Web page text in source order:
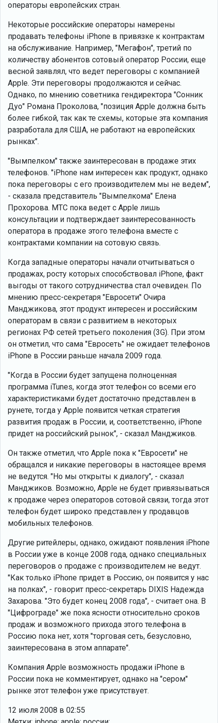
операторы европейских стран.
Некоторые российские операторы намерены
продавать телефоны iPhone в привязке к контрактам
на обслуживание. Например, "Мегафон", третий по
количеству абонентов сотовый оператор России, еще
весной заявлял, что ведет переговоры с компанией
Apple. Эти переговоры продолжаются и сейчас.
Однако, по мнению советника гендиректора "Сонник
Дуо" Романа Проколова, "позиция Apple должна быть
более гибкой, так как те схемы, которые эта компания
разработала для США, не работают на европейских
рынках".
"Вымпелком" также заинтересован в продаже этих
телефонов. "iPhone нам интересен как продукт, однако
пока переговоры с его производителем мы не ведем",
- сказала представитель "Вымпелкома" Елена
Прохорова. МТС пока ведет с Apple лишь
консультации и подтверждает заинтересованность
оператора в продаже этого телефона вместе с
контрактами компании на сотовую связь.
Когда западные операторы начали отчитываться о
продажах, росту которых способствовал iPhone, факт
выгоды от такого сотрудничества стал очевиден. По
мнению пресс-секретаря "Евросети" Очира
Манджикова, этот продукт интересен и российским
операторам в связи с развитием в некоторых
регионах РФ сетей третьего поколения (3G). При этом
он отметил, что сама "Евросеть" не ожидает телефонов
iPhone в России раньше начала 2009 года.
"Когда в России будет запущена полноценная
программа iTunes, когда этот телефон со всеми его
характеристиками будет достаточно представлен в
рунете, тогда у Apple появится четкая стратегия
развития продаж в России, и, соответственно, iPhone
придет на российский рынок", - сказал Манджиков.
Он также отметил, что Apple пока к "Евросети" не
обращался и никакие переговоры в настоящее время
не ведутся. "Но мы открыты к диалогу", - сказал
Манджиков. Возможно, Apple не будет привязываться
к продаже через операторов сотовой связи, тогда этот
телефон будет широко представлен у продавцов
мобильных телефонов.
Другие ритейлеры, однако, ожидают появления iPhone
в России уже в конце 2008 года, однако специальных
переговоров о продаже с производителем не ведут.
"Как только iPhone придет в Россию, он появится у нас
на полках", - говорит пресс-секретарь DIXIS Надежда
Захарова. "Это будет конец 2008 года", - считает она. В
"Цифрограде" же пока ясности относительно сроков
продаж и возможного прихода этого телефона в
Россию пока нет, хотя "торговая сеть, безусловно,
заинтересована в этом аппарате".
Компания Apple возможность продажи iPhone в
России пока не комментирует, однако на "сером"
рынке этот телефон уже присутствует.
12 июля 2008 в 02:55